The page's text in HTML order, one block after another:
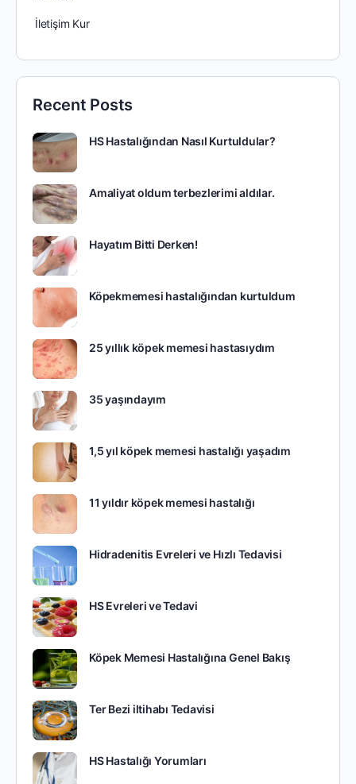
İletişim Kur
Recent Posts
HS Hastalığından Nasıl Kurtuldular?
Amaliyat oldum terbezlerimi aldılar.
Hayatım Bitti Derken!
Köpekmemesi hastalığından kurtuldum
25 yıllık köpek memesi hastasıydım
35 yaşındayım
1,5 yıl köpek memesi hastalığı yaşadım
11 yıldır köpek memesi hastalığı
Hidradenitis Evreleri ve Hızlı Tedavisi
HS Evreleri ve Tedavi
Köpek Memesi Hastalığına Genel Bakış
Ter Bezi iltihabı Tedavisi
HS Hastalığı Yorumları